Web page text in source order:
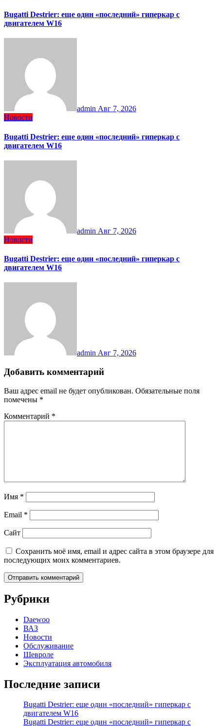
Bugatti Destrier: еще один «последний» гиперкар с
двигателем W16
admin Авг 7, 2026
Новости
Bugatti Destrier: еще один «последний» гиперкар с
двигателем W16
admin Авг 7, 2026
Новости
Bugatti Destrier: еще один «последний» гиперкар с
двигателем W16
admin Авг 7, 2026
Добавить комментарий
Ваш адрес email не будет опубликован. Обязательные поля
помечены *
Комментарий *
Имя *
Email *
Сайт
Сохранить моё имя, email и адрес сайта в этом браузере для
последующих моих комментариев.
Рубрики
Daewoo
ВАЗ
Новости
Обслуживание
Шевроле
Эксплуатация автомобиля
Последние записи
Bugatti Destrier: еще один «последний» гиперкар с
двигателем W16
Bugatti Destrier: еще один «последний» гиперкар с